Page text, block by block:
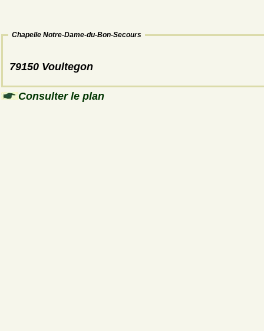
Chapelle Notre-Dame-du-Bon-Secours
79150 Voultegon
Consulter le plan